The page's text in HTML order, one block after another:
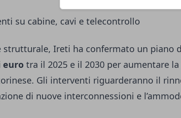
su cabine, cavi e telecontrollo
strutturale, Ireti ha confermato un piano
euro tra il 2025 e il 2030 per aumentare
Gli interventi riguarderanno il
di nuove interconnessioni e